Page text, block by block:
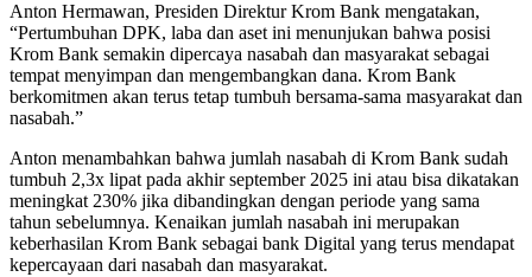
Anton Hermawan, Presiden Direktur Krom Bank mengatakan,
“Pertumbuhan DPK, laba dan aset ini menunjukan bahwa posisi
Krom Bank semakin dipercaya nasabah dan masyarakat sebagai
tempat menyimpan dan mengembangkan dana. Krom Bank
berkomitmen akan terus tetap tumbuh bersama-sama masyarakat dan
nasabah.”
Anton menambahkan bahwa jumlah nasabah di Krom Bank sudah
tumbuh 2,3x lipat pada akhir september 2025 ini atau bisa dikatakan
meningkat 230% jika dibandingkan dengan periode yang sama
tahun sebelumnya. Kenaikan jumlah nasabah ini merupakan
keberhasilan Krom Bank sebagai bank Digital yang terus mendapat
kepercayaan dari nasabah dan masyarakat.